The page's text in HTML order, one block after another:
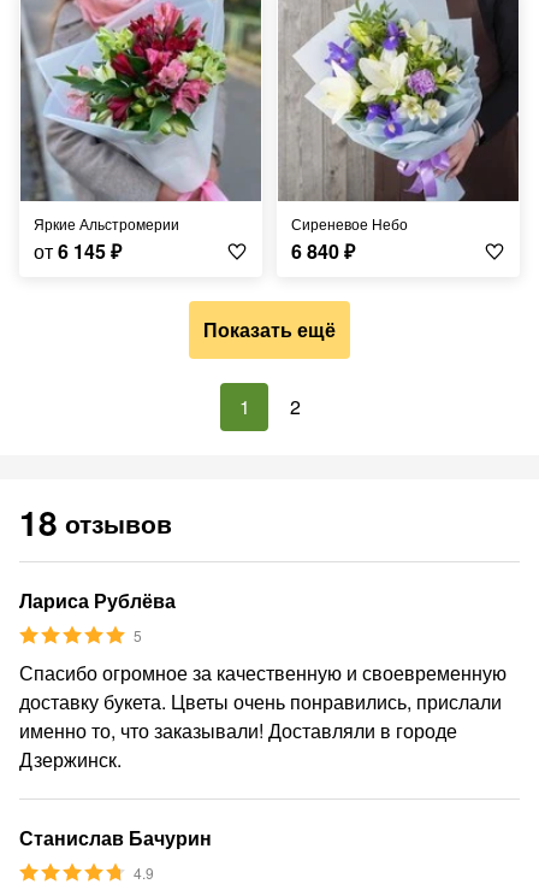
Яркие Альстромерии
от6 145₽
Сиреневое Небо
6 840₽
Показать ещё
1 2
18 отзывов
Лариса Рублёва
5
Спасибо огромное за качественную и своевременную
доставку букета. Цветы очень понравились, прислали
именно то, что заказывали! Доставляли в городе
Дзержинск.
Станислав Бачурин
4.9